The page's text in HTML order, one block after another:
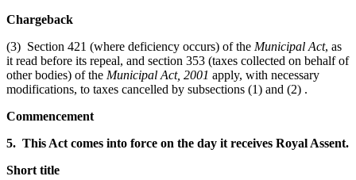
Chargeback
(3) Section 421 (where deficiency occurs) of the Municipal Act, as
it read before its repeal, and section 353 (taxes collected on behalf of
other bodies) of the Municipal Act, 2001 apply, with necessary
modifications, to taxes cancelled by subsections (1) and (2) .
Commencement
5. This Act comes into force on the day it receives Royal Assent.
Short title